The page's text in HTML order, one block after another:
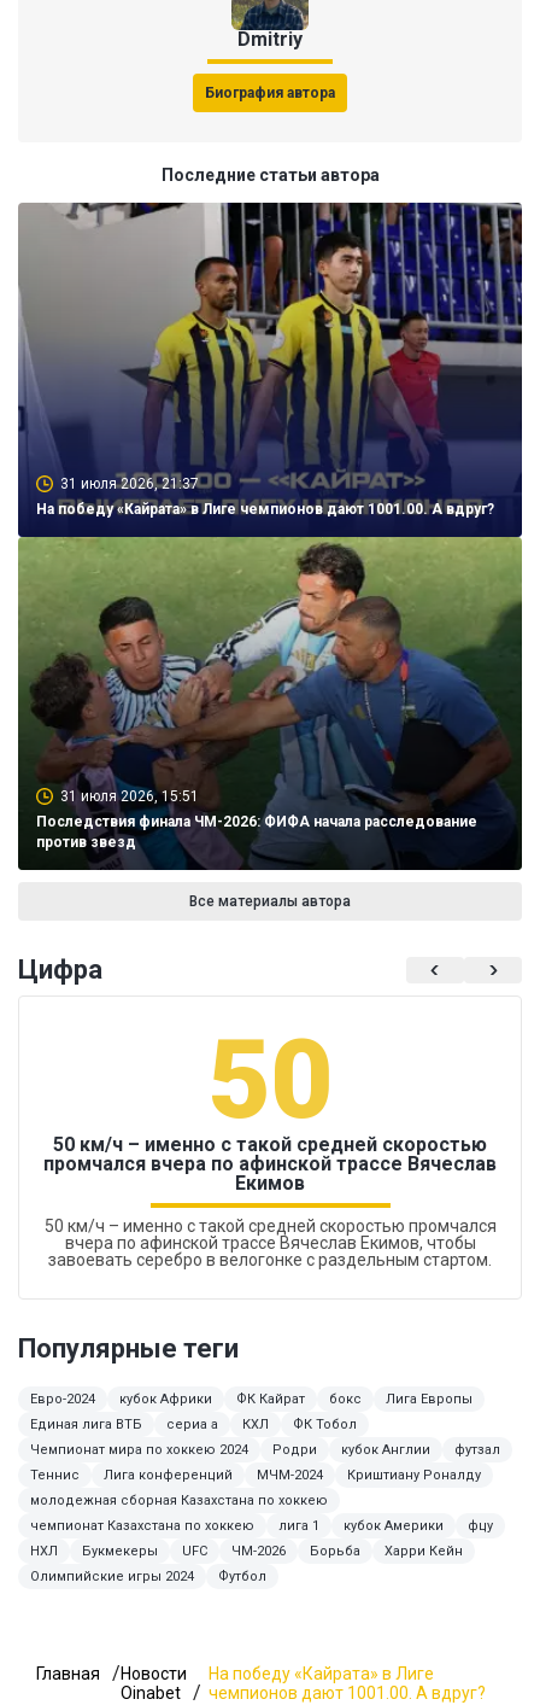
Dmitriy
Биография автора
Последние статьи автора
31 июля 2026, 21:37
На победу «Кайрата» в Лиге чемпионов дают 1001.00. А вдруг?
31 июля 2026, 15:51
Последствия финала ЧМ-2026: ФИФА начала расследование
против звезд
Все материалы автора
Цифра
50
50 км/ч – именно с такой средней скоростью
промчался вчера по афинской трассе Вячеслав
Екимов
50 км/ч – именно с такой средней скоростью промчался
вчера по афинской трассе Вячеслав Екимов, чтобы
завоевать серебро в велогонке с раздельным стартом.
Популярные теги
Евро-2024 кубок Африки ФК Кайрат бокс
Лига Европы
Единая лига ВТБ
сериа а КХЛ
ФК Тобол
Чемпионат мира по хоккею 2024
Родри кубок Англии
футзал
Теннис
Лига конференций МЧМ-2024
Криштиану Роналду
молодежная сборная Казахстана по хоккею
чемпионат Казахстана по хоккею
лига 1 кубок Америки
фцу
НХЛ
Букмекеры UFC ЧМ-2026 Борьба
Харри Кейн
Олимпийские игры 2024
Футбол
Главная
Новости
Oinabet
На победу «Кайрата» в Лиге
чемпионов дают 1001.00. А вдруг?